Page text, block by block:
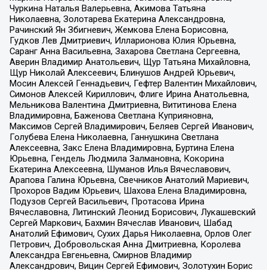
Чуркина Наталья Валерьевна, Акимова Татьяна
Николаевна, Золотарева Екатерина Александровна,
Рачинский Ян Збигневич, Жемкова Елена Борисовна,
Гудков Лев Дмитриевич, Илларионова Юлия Юрьевна,
Саранг Анна Васильевна, Захарова Светлана Сергеевна,
Аверин Владимир Анатольевич, Щур Татьяна Михайловна,
Щур Николай Алексеевич, Блинушов Андрей Юрьевич,
Мосин Алексей Геннадьевич, Гефтер Валентин Михайлович,
Симонов Алексей Кириллович, Флиге Ирина Анатольевна,
Мельникова Валентина Дмитриевна, Вититинова Елена
Владимировна, Баженова Светлана Куприяновна,
Максимов Сергей Владимирович, Беляев Сергей Иванович,
Голубева Елена Николаевна, Ганнушкина Светлана
Алексеевна, Закс Елена Владимировна, Буртина Елена
Юрьевна, Гендель Людмила Залмановна, Кокорина
Екатерина Алексеевна, Шуманов Илья Вячеславович,
Арапова Галина Юрьевна, Свечников Анатолий Мариевич,
Прохоров Вадим Юрьевич, Шахова Елена Владимировна,
Подузов Сергей Васильевич, Протасова Ирина
Вячеславовна, Литинский Леонид Борисович, Лукашевский
Сергей Маркович, Бахмин Вячеслав Иванович, Шабад
Анатолий Ефимович, Сухих Дарья Николаевна, Орлов Олег
Петрович, Добровольская Анна Дмитриевна, Королева
Александра Евгеньевна, Смирнов Владимир
Александрович, Вицин Сергей Ефимович, Золотухин Борис